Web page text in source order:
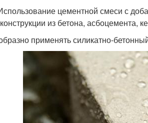
цементной смеси с
из бетона, асбоцемента,
применять силикатно-